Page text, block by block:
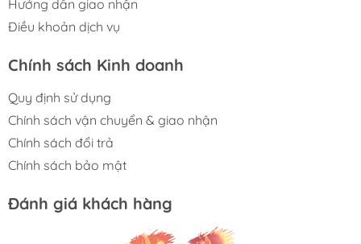
Hướng dẫn giao nhận
Điều khoản dịch vụ
Chính sách Kinh doanh
Quy định sử dụng
Chính sách vận chuyển & giao nhận
Chính sách đổi trả
Chính sách bảo mật
Đánh giá khách hàng